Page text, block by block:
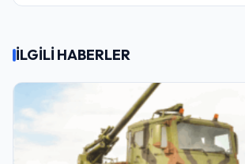
İLGİLİ HABERLER